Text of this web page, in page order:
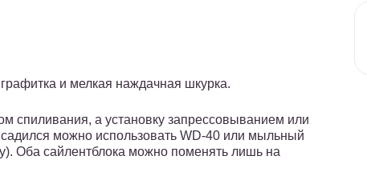
и мелкая наждачная шкурка.
спиливания, а установку запрессовыванием или
можно использовать WD-40 или мыльный
Оба сайлентблока можно поменять лишь на